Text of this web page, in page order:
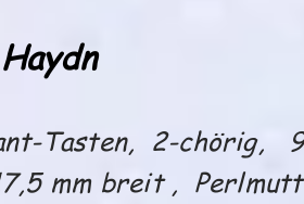
Tasten, 2-chörig,
mm breit ,